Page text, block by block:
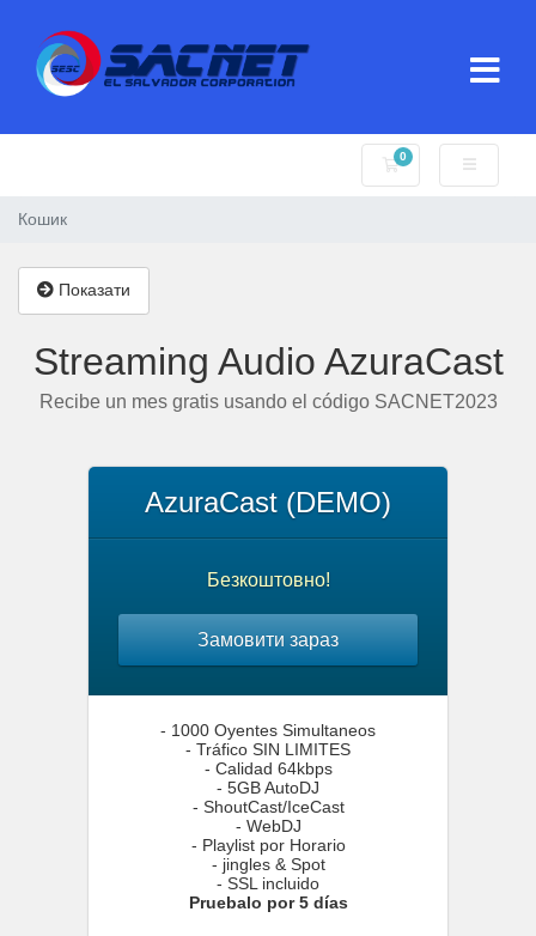
0
Кошик
Кошик
Показати
Streaming Audio AzuraCast
Recibe un mes gratis usando el código SACNET2023
AzuraCast (DEMO)
Безкоштовно!
Замовити зараз
- 1000 Oyentes Simultaneos
- Tráfico SIN LIMITES
- Calidad 64kbps
- 5GB AutoDJ
- ShoutCast/IceCast
- WebDJ
- Playlist por Horario
- jingles & Spot
- SSL incluido
Pruebalo por 5 días